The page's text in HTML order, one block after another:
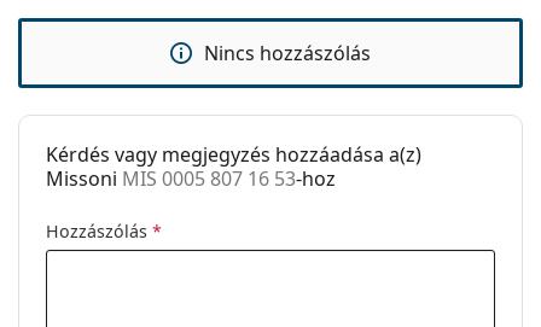
orrpárna:
Nem
Tok:
Igen
Tisztítókendő:
Igen
Egyéb
Nincs hozzászólás
Kérdés vagy megjegyzés hozzáadása a(z)
Missoni MIS 0005 807 16 53-hoz
Hozzászólás *